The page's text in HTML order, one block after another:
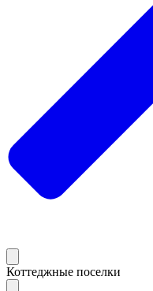
Коттеджные поселки